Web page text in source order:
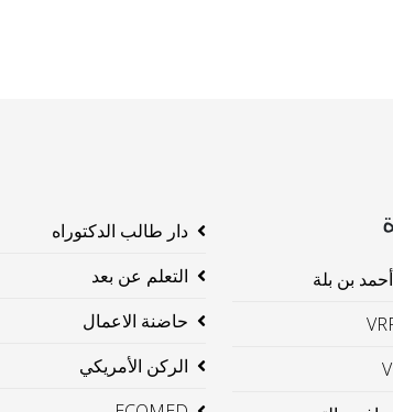
دار طالب الدكتوراه
التعلم عن بعد
حاضنة الاعمال
الركن الأمريكي